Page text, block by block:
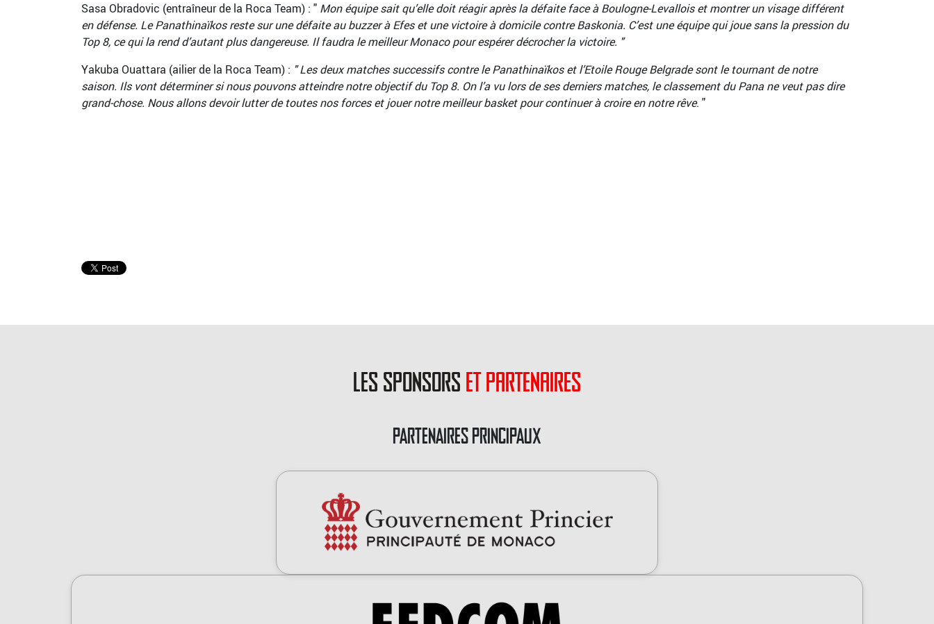
Sasa Obradovic (entraîneur de la Roca Team) : " Mon équipe sait qu’elle doit réagir après la défaite face à Boulogne-Levallois et montrer un visage différent
en défense. Le Panathinaïkos reste sur une défaite au buzzer à Efes et une victoire à domicile contre Baskonia. C’est une équipe qui joue sans la pression du
Top 8, ce qui la rend d’autant plus dangereuse. Il faudra le meilleur Monaco pour espérer décrocher la victoire. "
Yakuba Ouattara (ailier de la Roca Team) : " Les deux matches successifs contre le Panathinaïkos et l’Etoile Rouge Belgrade sont le tournant de notre
saison. Ils vont déterminer si nous pouvons atteindre notre objectif du Top 8. On l’a vu lors de ses derniers matches, le classement du Pana ne veut pas dire
grand-chose. Nous allons devoir lutter de toutes nos forces et jouer notre meilleur basket pour continuer à croire en notre rêve. "
les sponsors et partenaires
PARTENAIRES PRINCIPAUX